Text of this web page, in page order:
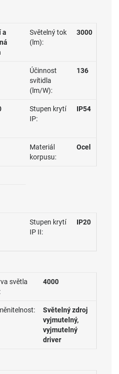
a
Světelný tok
(lm):
3000
Účinnost
svítidla
(lm/W):
136
Stupen krytí
IP:
IP54
Materiál
korpusu:
Ocel
Stupen krytí
IP II:
IP20
světla
4000
Světelný zdroj
vyjmutelný,
vyjmutelný
driver